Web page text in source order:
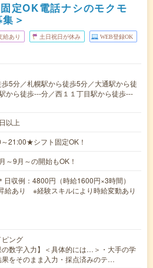
定OK電話ナシのモクモ
＞
給あり 土日祝日が休み WEB登録OK
5分／札幌駅から徒歩5分／大通駅から徒
から徒歩---分／西１１丁目駅から徒歩---
以上
21:00★シフト固定OK！
9月～の開始もOK！
収例：4800円（時給1600円×3時間）
給あり ※経験スキルにより時給変動あり
ング
の数字入力】＜具体的には…＞・大手の学
をそのまま入力・採点済みのテ…